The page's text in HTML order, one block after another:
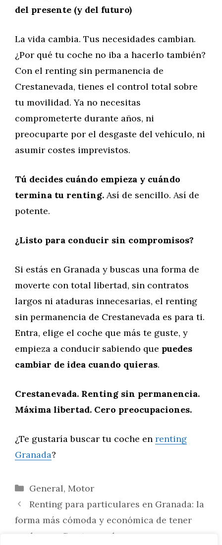
del presente (y del futuro)
La vida cambia. Tus necesidades cambian.
¿Por qué tu coche no iba a hacerlo también?
Con el renting sin permanencia de
Crestanevada, tienes el control total sobre
tu movilidad. Ya no necesitas
comprometerte durante años, ni
preocuparte por el desgaste del vehículo, ni
asumir costes imprevistos.
Tú decides cuándo empieza y cuándo
termina tu renting. Así de sencillo. Así de
potente.
¿Listo para conducir sin compromisos?
Si estás en Granada y buscas una forma de
moverte con total libertad, sin contratos
largos ni ataduras innecesarias, el renting
sin permanencia de Crestanevada es para ti.
Entra, elige el coche que más te guste, y
empieza a conducir sabiendo que puedes
cambiar de idea cuando quieras.
Crestanevada. Renting sin permanencia.
Máxima libertad. Cero preocupaciones.
¿Te gustaría buscar tu coche en renting
Granada?
Categorías
General, Motor
Renting para particulares en Granada: la
forma más cómoda y económica de tener
coche con Crestanevada